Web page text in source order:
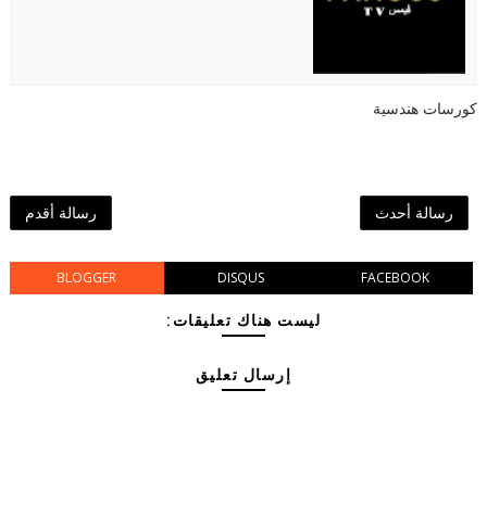
كورسات هندسية
رسالة أحدث رسالة أقدم
BLOGGER DISQUS FACEBOOK
ليست هناك تعليقات:
إرسال تعليق